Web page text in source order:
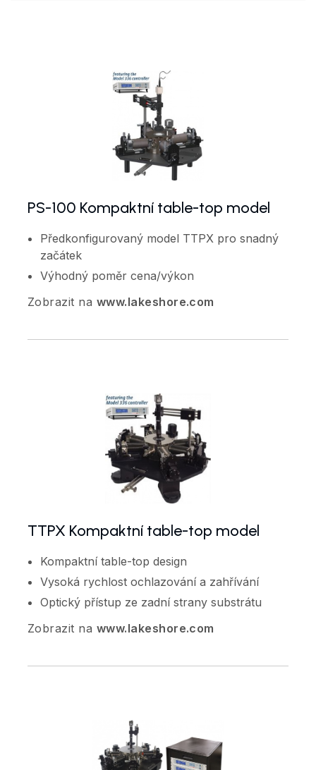
PS-100 Kompaktní table-top model
Předkonfigurovaný model TTPX pro snadný
začátek
Výhodný poměr cena/výkon
Zobrazit na www.lakeshore.com
TTPX Kompaktní table-top model
Kompaktní table-top design
Vysoká rychlost ochlazování a zahřívání
Optický přístup ze zadní strany substrátu
Zobrazit na www.lakeshore.com